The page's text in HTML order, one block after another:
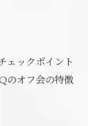
ェックポイント
のオフ会の特徴